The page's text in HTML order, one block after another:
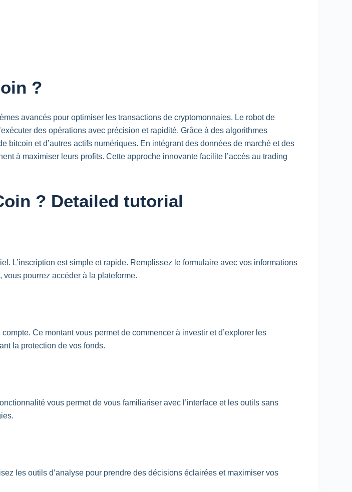
?
avancés pour optimiser les transactions de cryptomonnaies. Le robot de
des opérations avec précision et rapidité. Grâce à des algorithmes
bitcoin et d’autres actifs numériques. En intégrant des données de marché et des
à maximiser leurs profits. Cette approche innovante facilite l’accès au trading
? Detailed tutorial
L’inscription est simple et rapide. Remplissez le formulaire avec vos informations
pourrez accéder à la plateforme.
Ce montant vous permet de commencer à investir et d’explorer les
la protection de vos fonds.
vous permet de vous familiariser avec l’interface et les outils sans
les outils d’analyse pour prendre des décisions éclairées et maximiser vos